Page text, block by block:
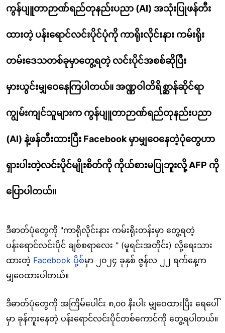
ကွန်ပျူတာဉာဏ်ရည်တုနည်းပညာ (AI) အသုံးပြုဖန်တီး
ထားတဲ့ ပန်းရောင်လင်းပိုင်ပုံကို ကာရိုးလိုင်းနား ကမ်းရိုး
တမ်းဒေသတစ်ခုမှာတွေ့ရတဲ့ လင်းပိုင်အစစ်ဆိုပြီး
မှားယွင်းမျှဝေနေကြပါတယ်။ အဏ္ဏဝါတိရိစ္ဆာန်ဆိုင်ရာ
ကျွမ်းကျင်သူများက ကွန်ပျူတာဉာဏ်ရည်တုနည်းပညာ
(AI) နဲ့ဖန်တီးထားပြီး Facebook မှာမျှဝေနေတဲ့ပုံတွေဟာ
ရှားပါးတဲ့လင်းပိုင်မျိုးစိတ်ကို ကိုယ်စားမပြုဘူးလို့ AFP ကို
ပြောပါတယ်။
ဒီဓာတ်ပုံတွေကို "ကာရိုလိုင်းနား ကမ်းရိုးတန်းမှာ တွေ့ရတဲ့
ပန်းရောင်လင်းပိုင် ချစ်စရာလေး " (မူရင်းအတိုင်း) လို့ရေးသား
ထားတဲ့ Facebook ပို့စ်မှာ ၂၀၂၄ ခုနှစ် ဇွန်လ ၂၂ ရက်နေ့က
မျှဝေထားပါတယ်။
ဒီဓာတ်ပုံတွေကို အကြိမ်ပေါင်း ၈,၀၀ နီးပါး မျှဝေထားပြီး ရေပေါ်
မှာ ခုန်ကူးနေတဲ့ ပန်းရောင်လင်းပိုင်တစ်ကောင်ကို တွေ့ရပါတယ်။